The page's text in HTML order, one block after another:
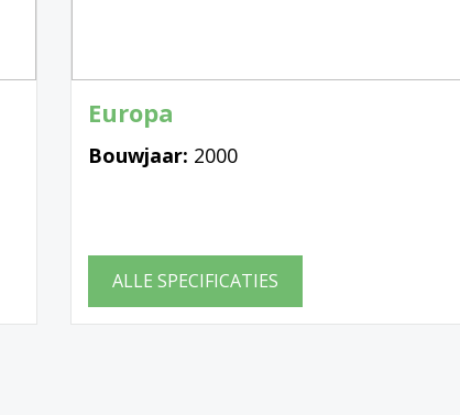
Europa
Bouwjaar: 2000
ALLE SPECIFICATIES